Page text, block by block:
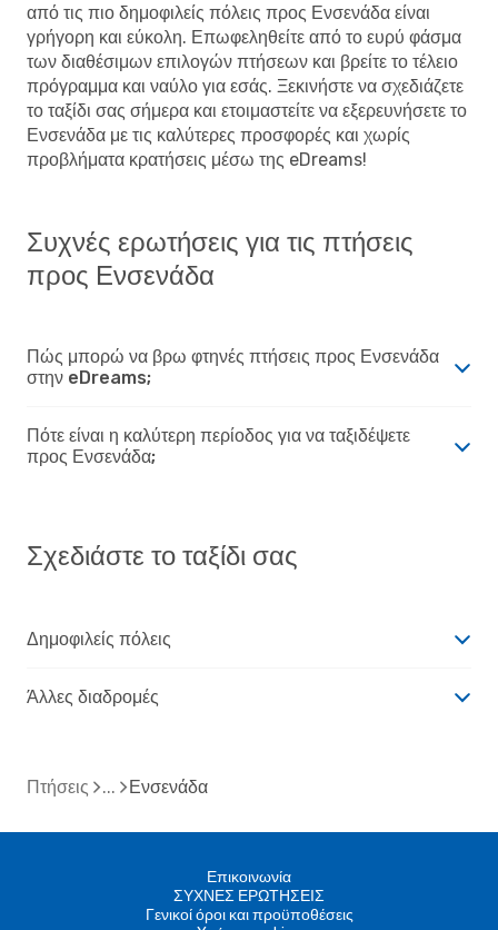
από τις πιο δημοφιλείς πόλεις προς Ενσενάδα είναι
γρήγορη και εύκολη. Επωφεληθείτε από το ευρύ φάσμα
των διαθέσιμων επιλογών πτήσεων και βρείτε το τέλειο
πρόγραμμα και ναύλο για εσάς. Ξεκινήστε να σχεδιάζετε
το ταξίδι σας σήμερα και ετοιμαστείτε να εξερευνήσετε το
Ενσενάδα με τις καλύτερες προσφορές και χωρίς
προβλήματα κρατήσεις μέσω της eDreams!
Συχνές ερωτήσεις για τις πτήσεις
προς Ενσενάδα
Πώς μπορώ να βρω φτηνές πτήσεις προς Ενσενάδα
στην eDreams;
Πότε είναι η καλύτερη περίοδος για να ταξιδέψετε
προς Ενσενάδα;
Σχεδιάστε το ταξίδι σας
Δημοφιλείς πόλεις
Άλλες διαδρομές
Πτήσεις Ενσενάδα
Επικοινωνία
ΣΥΧΝΕΣ ΕΡΩΤΗΣΕΙΣ
Γενικοί όροι και προϋποθέσεις